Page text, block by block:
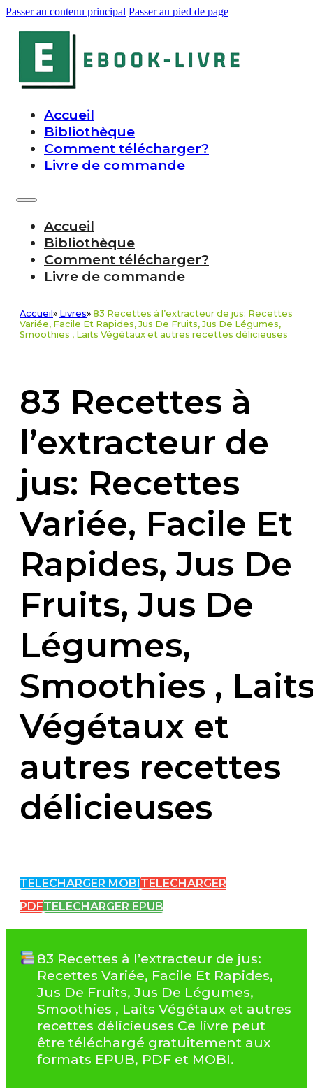
Passer au contenu principal Passer au pied de page
Accueil
Bibliothèque
Comment télécharger?
Livre de commande
Accueil
Bibliothèque
Comment télécharger?
Livre de commande
Accueil » Livres» 83 Recettes à l’extracteur de jus: Recettes
Variée, Facile Et Rapides, Jus De Fruits, Jus De Légumes,
Smoothies , Laits Végétaux et autres recettes délicieuses
83 Recettes à
l’extracteur de
jus: Recettes
Variée, Facile Et
Rapides, Jus De
Fruits, Jus De
Légumes,
Smoothies ,
Végétaux et
autres recettes
délicieuses
TELECHARGER MOBI TELECHARGER
PDFTELECHARGER EPUB
83 Recettes à l’extracteur de jus:
Recettes Variée, Facile Et Rapides,
Jus De Fruits, Jus De Légumes,
Smoothies , Laits Végétaux et autres
recettes délicieuses Ce livre peut
être téléchargé gratuitement aux
formats EPUB, PDF et MOBI.